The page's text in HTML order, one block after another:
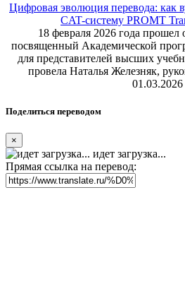
Цифровая эволюция перевода: как
CAT-систему PROMT
18 февраля 2026 года прошел
посвященный Академической
для представителей высших
провела Наталья Железняк,
01.03.2026
Поделиться переводом
×
идет загрузка...
Прямая ссылка на перевод: